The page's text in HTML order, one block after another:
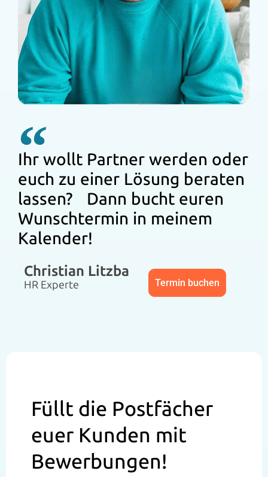
Ihr wollt Partner werden oder
euch zu einer Lösung beraten
lassen? Dann bucht euren
Wunschtermin in meinem
Kalender!
Christian Litzba
HR Experte Termin buchen
Füllt die Postfächer
euer Kunden mit
Bewerbungen!